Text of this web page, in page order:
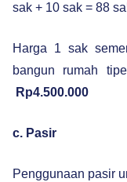
sak + 10 sak = 88
Harga 1 sak
bangun rumah
Rp4.500.000
c. Pasir
Penggunaan pasir